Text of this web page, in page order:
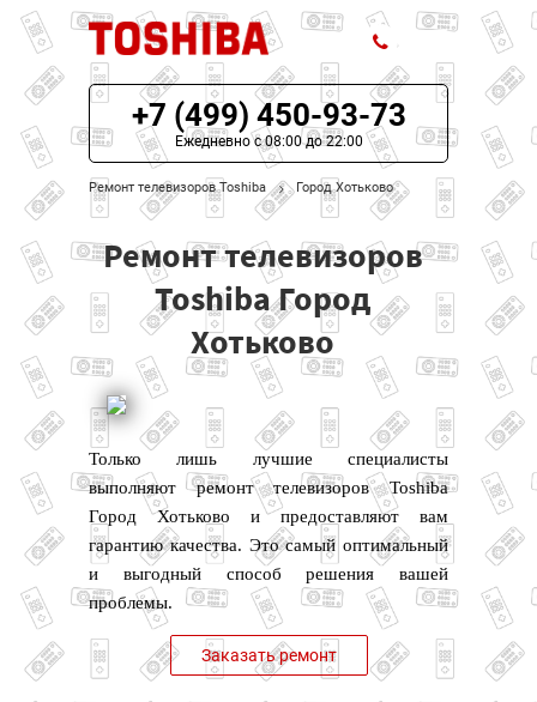
ЦЕНЫ НА РЕМОНТ
О СЕРВИСЕ
МОДЕЛИ TOSHIBA
НАШИ КОНТАКТЫ
+7 (499) 450-93-73
Ежедневно с 08:00 до 22:00
Ремонт телевизоров Toshiba Город Хотьково
Ремонт телевизоров
Toshiba Город
Хотьково
Только лишь лучшие специалисты
выполняют ремонт телевизоров Toshiba
Город Хотьково и предоставляют вам
гарантию качества. Это самый оптимальный
и выгодный способ решения вашей
проблемы.
Заказать ремонт